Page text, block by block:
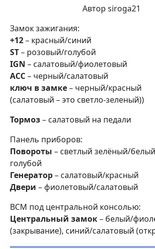
Автор siroga21
Замок зажигания:
+12– красный/синий
ST– розовый/голубой
IGN – салатовый/фиолетовый
ACC– черный/салатовый
ключ в замке– черный/красный
(салатовый – это светло-зеленый))
Тормоз– салатовый на педали
Панель приборов:
Повороты – светлый зелёный/
голубой
Генератор– салатовый/красный
Двери – фиолетовый/салатовый
BCM под центральной консолью:
Центральный замок– белый/
(закрывание), синий/салатовый